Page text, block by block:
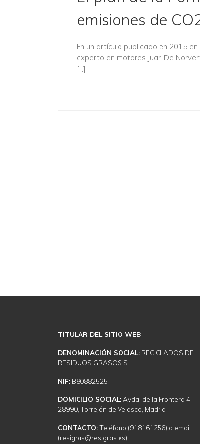
emisiones de
En un artículo publicado en 2015
experto en motores Juan De
[…]
TITULAR DEL SITIO WEB
DENOMINACIÓN SOCIAL: RECICLADOS DE
RESIDUOS GRASOS S.L.
NIF: B80882525
DOMICILIO SOCIAL: Avda. de la Frontera 4,
28990, Torrejón de Velasco, Madrid
CONTACTO:Teléfono (918161256) o email
(resigras@resigras.es)